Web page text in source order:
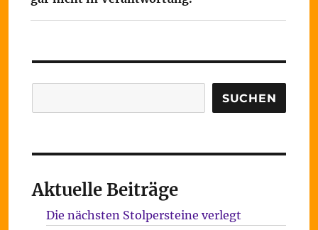
SUCHEN
Aktuelle Beiträge
Die nächsten Stolpersteine verlegt